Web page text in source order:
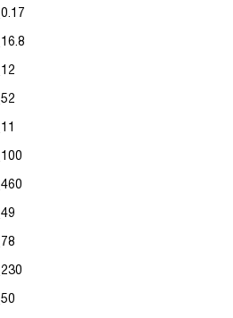
0.17
16.8
12
52
11
100
460
49
78
230
50